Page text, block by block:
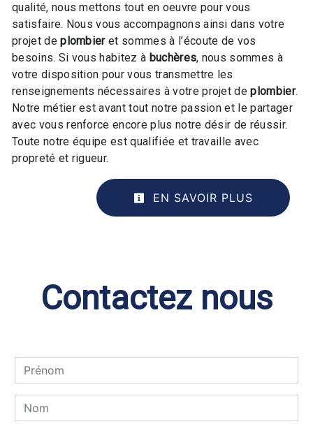
qualité, nous mettons tout en oeuvre pour vous
satisfaire. Nous vous accompagnons ainsi dans votre
projet deplombieret sommes à l’écoute de vos
besoins. Si vous habitez à buchères, nous sommes à
votre disposition pour vous transmettre les
renseignements nécessaires à votre projet deplombier.
Notre métier est avant tout notre passion et le partager
avec vous renforce encore plus notre désir de réussir.
Toute notre équipe est qualifiée et travaille avec
propreté et rigueur.
EN SAVOIR PLUS
Contactez nous